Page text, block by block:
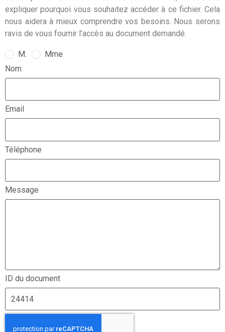
expliquer pourquoi vous souhaitez accéder à ce fichier. Cela
nous aidera à mieux comprendre vos besoins. Nous serons
ravis de vous fournir l’accès au document demandé.
M.
Mme
Nom
Email
Téléphone
Message
ID du document